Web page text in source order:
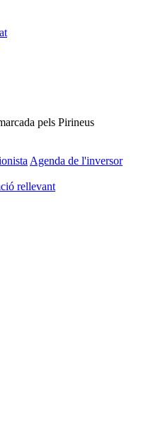
Agenda de l'inversor
rellevant